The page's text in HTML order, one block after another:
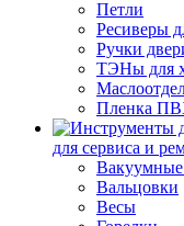
Петли
Ресиверы
Ручки
ТЭНы для
Пленка
для сервиса и
Вальцовки
Весы